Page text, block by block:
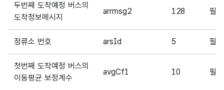
두번째 도착예정 버스의
도착정보메시지
arrmsg2 128 필
정류소 번호 arsId 5 필
첫번째 도착예정 버스의
이동평균 보정계수
avgCf1 10 필